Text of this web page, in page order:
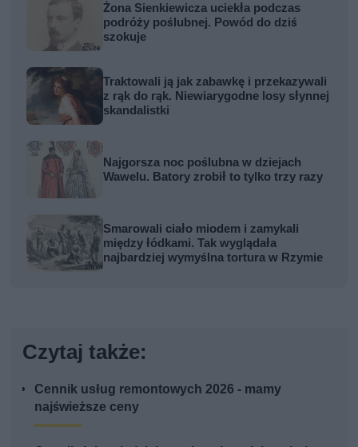
Żona Sienkiewicza uciekła podczas
podróży poślubnej. Powód do dziś
szokuje
Traktowali ją jak zabawkę i przekazywali
z rąk do rąk. Niewiarygodne losy słynnej
skandalistki
Najgorsza noc poślubna w dziejach
Wawelu. Batory zrobił to tylko trzy razy
Smarowali ciało miodem i zamykali
między łódkami. Tak wyglądała
najbardziej wymyślna tortura w Rzymie
Czytaj także:
Cennik usług remontowych 2026 - mamy
najświeższe ceny